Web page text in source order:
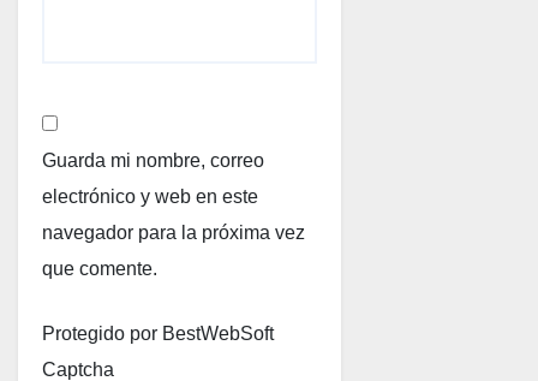
Guarda mi nombre, correo
electrónico y web en este
navegador para la próxima vez
que comente.
Protegido por BestWebSoft
Captcha